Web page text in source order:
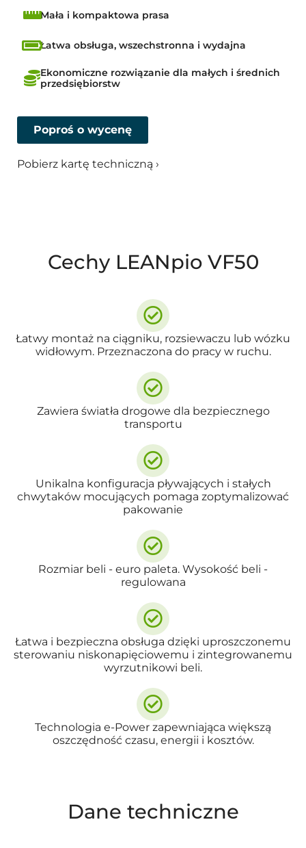
Mała i kompaktowa prasa
Łatwa obsługa, wszechstronna i wydajna
Ekonomiczne rozwiązanie dla małych i średnich
przedsiębiorstw
Poproś o wycenę
Pobierz kartę techniczną ›
Cechy LEANpio VF50
Łatwy montaż na ciągniku, rozsiewaczu lub wózku
widłowym. Przeznaczona do pracy w ruchu.
Zawiera światła drogowe dla bezpiecznego
transportu
Unikalna konfiguracja pływających i stałych
chwytaków mocujących pomaga zoptymalizować
pakowanie
Rozmiar beli - euro paleta. Wysokość beli -
regulowana
Łatwa i bezpieczna obsługa dzięki uproszczonemu
sterowaniu niskonapięciowemu i zintegrowanemu
wyrzutnikowi beli.
Technologia e-Power zapewniająca większą
oszczędność czasu, energii i kosztów.
Dane techniczne